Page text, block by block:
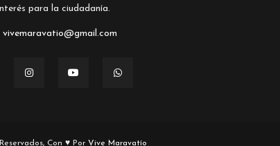
para la ciudadanía.
vivemaravatio@gmail.com
Con ♥ Por Vive Maravatío